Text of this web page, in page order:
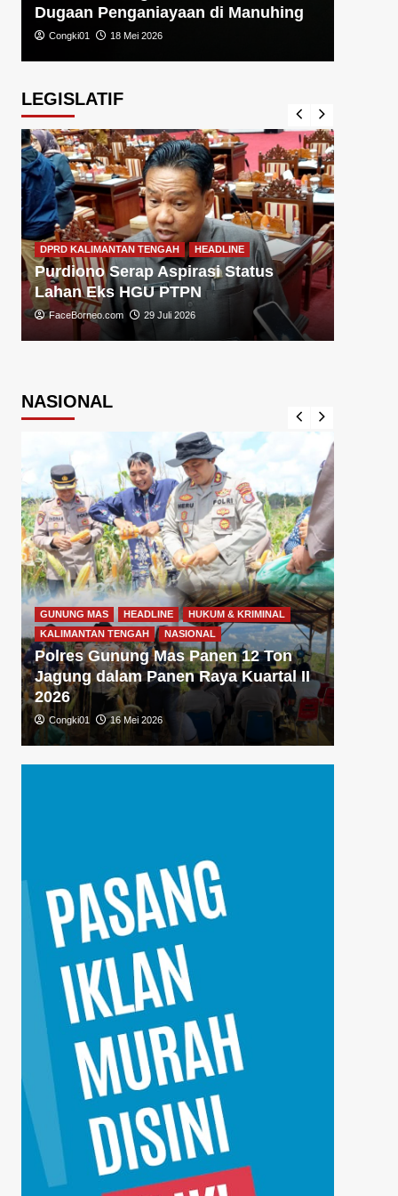
Dugaan Penganiayaan di Manuhing
Congki01 18 Mei 2026
LEGISLATIF
DPRD KALIMANTAN TENGAH HEADLINE
Purdiono Serap Aspirasi Status
Lahan Eks HGU PTPN
FaceBorneo.com 29 Juli 2026
NASIONAL
GUNUNG MAS HEADLINE
HUKUM & KRIMINAL
KALIMANTAN TENGAH
NASIONAL
Polres Gunung Mas Panen 12 Ton
Jagung dalam Panen Raya Kuartal II
2026
Congki01 16 Mei 2026